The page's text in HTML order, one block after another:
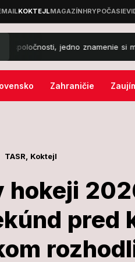
jedno znamenie si musí dať
Zahraničie
TASR, Koktejl
hokeji
pred
v